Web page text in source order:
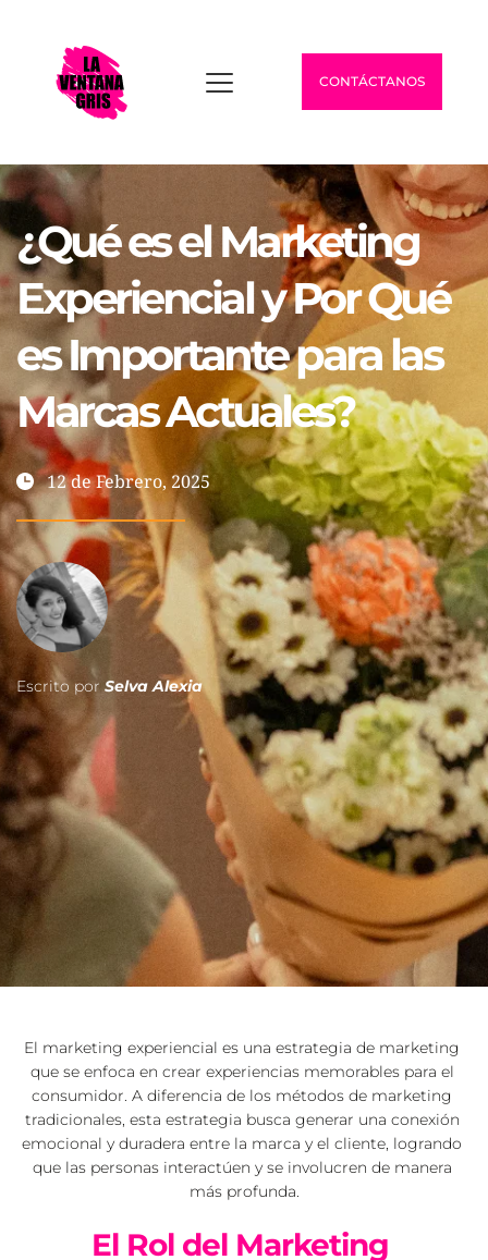
CONTÁCTANOS
¿Qué es el Marketing
Experiencial y Por Qué
es Importante para las
Marcas Actuales?
12 de Febrero, 2025
Escrito por Selva Alexia
El marketing experiencial es una estrategia de marketing
que se enfoca en crear experiencias memorables para el
consumidor. A diferencia de los métodos de marketing
tradicionales, esta estrategia busca generar una conexión
emocional y duradera entre la marca y el cliente, logrando
que las personas interactúen y se involucren de manera
más profunda.
El Rol del Marketing